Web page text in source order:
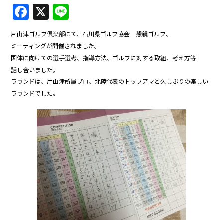
F
a
c
e
b
o
o
k
X
n
e
片山津ゴルフ倶楽部にて、石川県ゴルフ協会 懇親ゴルフ、
ミーティングが開催されました。
国体に向けての選手選考、指導方法、ゴルフに対する取組、考え方等
話し合いました。
ラウンドは、片山津所属プロ、北陸代表のトップアマと久しぶりの楽しい
ラウンドでした。